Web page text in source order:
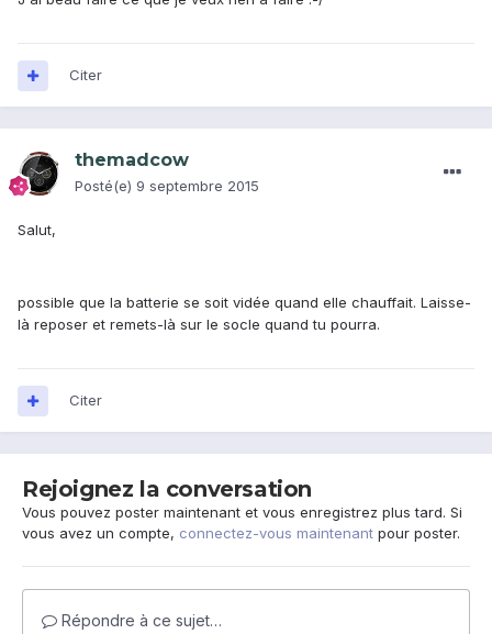
Citer
themadcow
Posté(e) 9 septembre 2015
Salut,
possible que la batterie se soit vidée quand elle chauffait. Laisse-
là reposer et remets-là sur le socle quand tu pourra.
Citer
Rejoignez la conversation
Vous pouvez poster maintenant et vous enregistrez plus tard. Si
vous avez un compte, connectez-vous maintenant pour poster.
Répondre à ce sujet…